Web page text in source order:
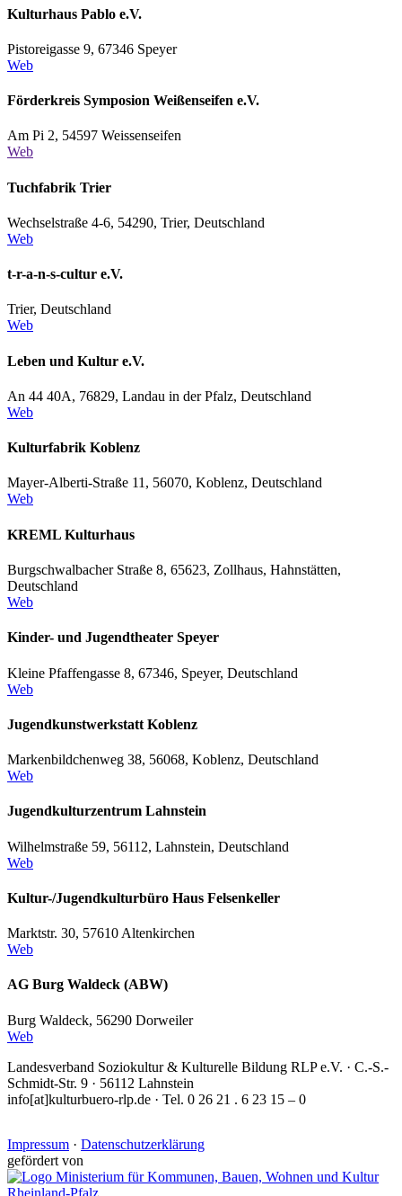
Kulturhaus Pablo e.V.
Pistoreigasse 9, 67346 Speyer
Web
Förderkreis Symposion Weißenseifen e.V.
Am Pi 2, 54597 Weissenseifen
Web
Tuchfabrik Trier
Wechselstraße 4-6, 54290, Trier, Deutschland
Web
t-r-a-n-s-cultur e.V.
Trier, Deutschland
Web
Leben und Kultur e.V.
An 44 40A, 76829, Landau in der Pfalz, Deutschland
Web
Kulturfabrik Koblenz
Mayer-Alberti-Straße 11, 56070, Koblenz, Deutschland
Web
KREML Kulturhaus
Burgschwalbacher Straße 8, 65623, Zollhaus, Hahnstätten,
Deutschland
Web
Kinder- und Jugendtheater Speyer
Kleine Pfaffengasse 8, 67346, Speyer, Deutschland
Web
Jugendkunstwerkstatt Koblenz
Markenbildchenweg 38, 56068, Koblenz, Deutschland
Web
Jugendkulturzentrum Lahnstein
Wilhelmstraße 59, 56112, Lahnstein, Deutschland
Web
Kultur-/Jugendkulturbüro Haus Felsenkeller
Marktstr. 30, 57610 Altenkirchen
Web
AG Burg Waldeck (ABW)
Burg Waldeck, 56290 Dorweiler
Web
Landesverband Soziokultur & Kulturelle Bildung RLP e.V. · C.-S.-
Schmidt-Str. 9 · 56112 Lahnstein
info[at]kulturbuero-rlp.de · Tel. 0 26 21 . 6 23 15 – 0
Impressum · Datenschutzerklärung
gefördert von